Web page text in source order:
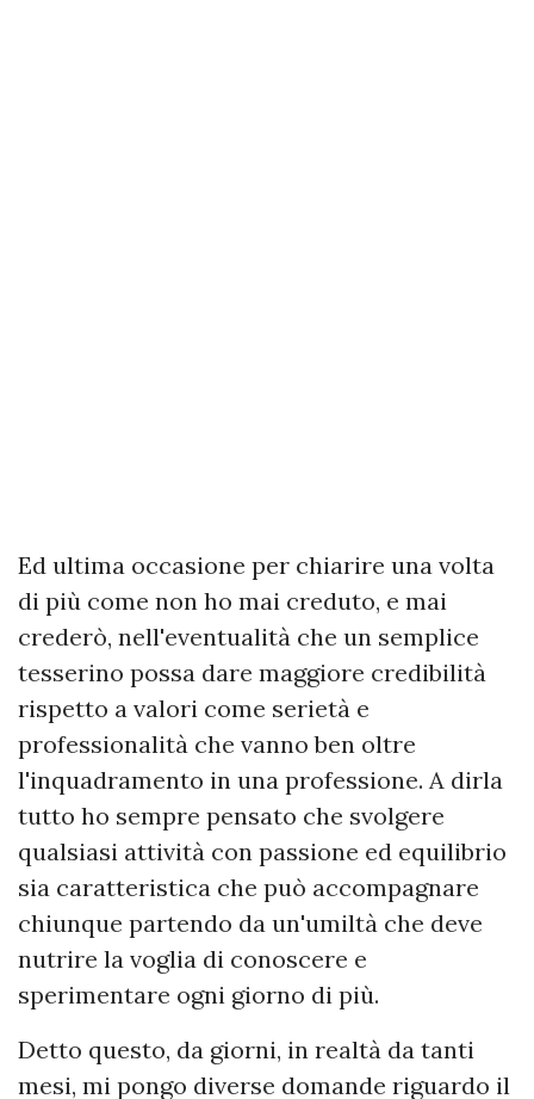
Ed ultima occasione per chiarire una volta
di più come non ho mai creduto, e mai
crederò, nell'eventualità che un semplice
tesserino possa dare maggiore credibilità
rispetto a valori come serietà e
professionalità che vanno ben oltre
l'inquadramento in una professione. A dirla
tutto ho sempre pensato che svolgere
qualsiasi attività con passione ed equilibrio
sia caratteristica che può accompagnare
chiunque partendo da un'umiltà che deve
nutrire la voglia di conoscere e
sperimentare ogni giorno di più.
Detto questo, da giorni, in realtà da tanti
mesi, mi pongo diverse domande riguardo il